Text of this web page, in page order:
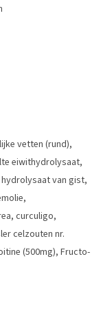
vetten (rund),
eiwithydrolysaat,
van gist,
curculigo,
celzouten nr.
(500mg), Fructo-